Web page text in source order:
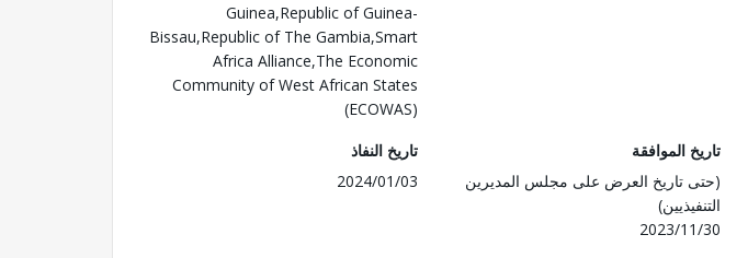
Guinea,Republic of Guinea-
Bissau,Republic of The Gambia,Smart
Africa Alliance,The Economic
Community of West African States
(ECOWAS)
تاريخ الموافقة
(حتى تاريخ العرض على مجلس المديرين
التنفيذيين)
2023/11/30
تاريخ النفاذ
2024/01/03